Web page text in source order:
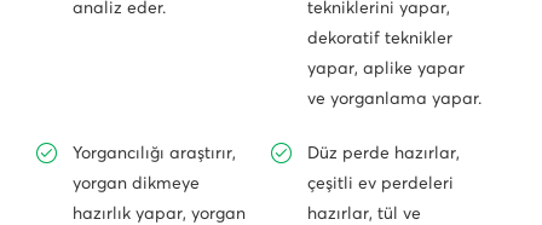
analiz eder.
tekniklerini yapar,
dekoratif teknikler
yapar, aplike yapar
ve yorganlama yapar.
Yorgancılığı araştırır,
yorgan dikmeye
hazırlık yapar, yorgan
Düz perde hazırlar,
çeşitli ev perdeleri
hazırlar, tül ve